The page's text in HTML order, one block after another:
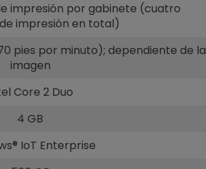
impresión por gabinete (cuatro
impresión en total)
pies por minuto); dependiente de la
imagen
Core 2 Duo
4 GB
IoT Enterprise